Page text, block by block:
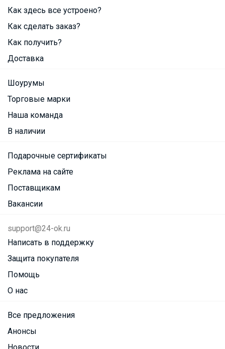
Как здесь все устроено?
Как сделать заказ?
Как получить?
Доставка
Шоурумы
Торговые марки
Наша команда
В наличии
Подарочные сертификаты
Реклама на сайте
Поставщикам
Вакансии
support@24-ok.ru
Написать в поддержку
Защита покупателя
Помощь
О нас
Все предложения
Анонсы